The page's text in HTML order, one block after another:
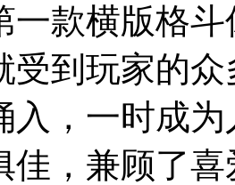
一款横版格
受到玩家的
入，一时成
佳，兼顾了